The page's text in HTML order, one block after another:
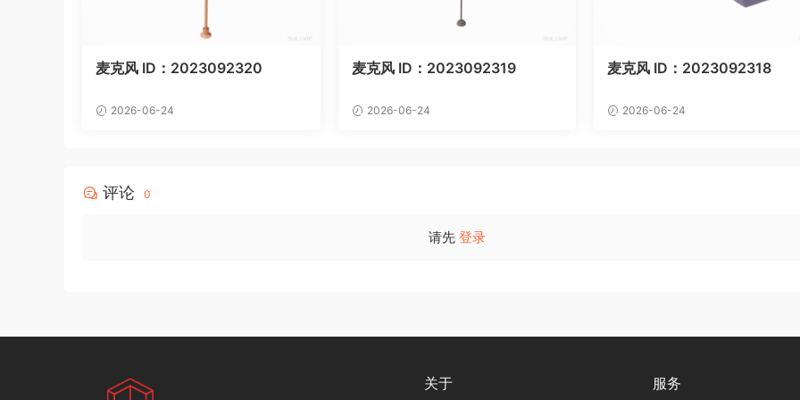
麦克风 ID：2023092320
2026-06-24
麦克风 ID：2023092319
2026-06-24
麦克风 ID：2023092318
2026-06-24
评论 0
请先 登录
关于 服务